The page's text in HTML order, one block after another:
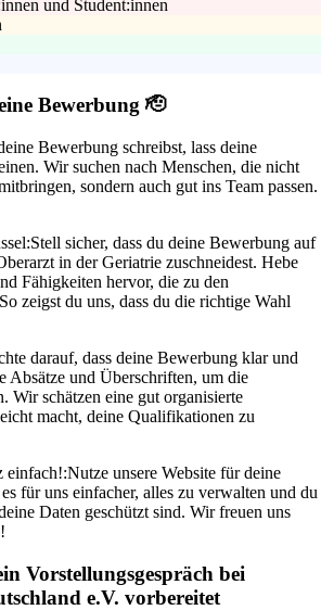
und Student:innen
Bewerbung 🫡
Bewerbung schreibst, lass deine
Wir suchen nach Menschen, die nicht
sondern auch gut ins Team passen.
Stell sicher, dass du deine Bewerbung auf
in der Geriatrie zuschneidest. Hebe
Fähigkeiten hervor, die zu den
zeigst du uns, dass du die richtige Wahl
darauf, dass deine Bewerbung klar und
Absätze und Überschriften, um die
Wir schätzen eine gut organisierte
macht, deine Qualifikationen zu
einfach!:Nutze unsere Website für deine
für uns einfacher, alles zu verwalten und du
Daten geschützt sind. Wir freuen uns
Vorstellungsgespräch bei
e.V. vorbereitet